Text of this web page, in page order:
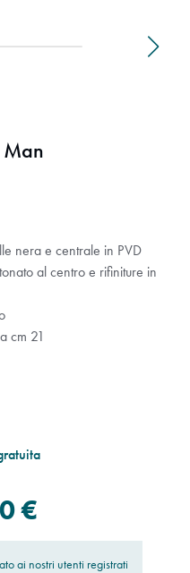
nera e centrale in PVD
al centro e rifiniture in
cm 21
€
ai nostri utenti registrati